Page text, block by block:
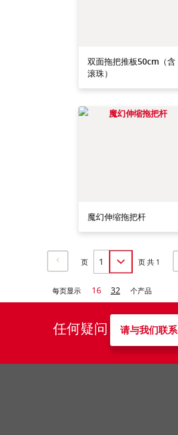
双面拖把推板50cm（含
滚珠）
魔幻伸缩拖把杆
页 页 共 1
每页显示 16 32 个产品
任何疑问 请与我们联系